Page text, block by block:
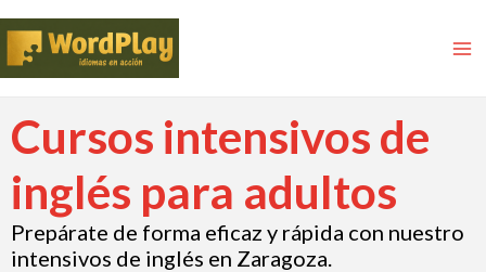
Cursos intensivos de
inglés para adultos
Prepárate de forma eficaz y rápida con nuestro
intensivos de inglés en Zaragoza.